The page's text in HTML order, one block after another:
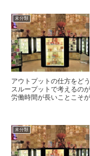
未分類
アウトプットの仕方をど
スループットで考えるのがよ
労働時間が長いことこそ
未分類